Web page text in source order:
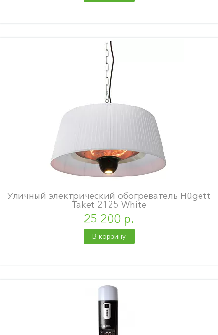
Уличный электрический обогреватель Hügett
Taket 2125 White
25 200 р.
В корзину